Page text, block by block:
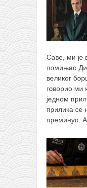
Саве, ми је
помињао
великог
говорио ми
једном
прилика се
преминуо.